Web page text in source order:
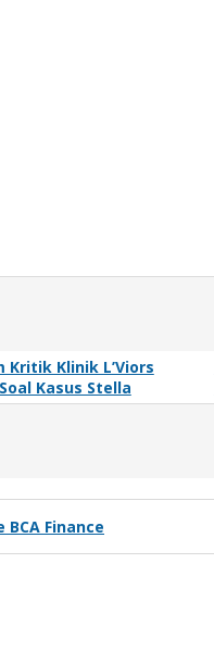
Kritik Klinik L’Viors
Kasus Stella
Finance